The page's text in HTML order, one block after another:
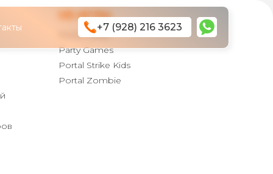
+7 (928) 216 3623
VR-ИГРЫ
Portal Strike
Party Games
Portal Strike Kids
Portal Zombie